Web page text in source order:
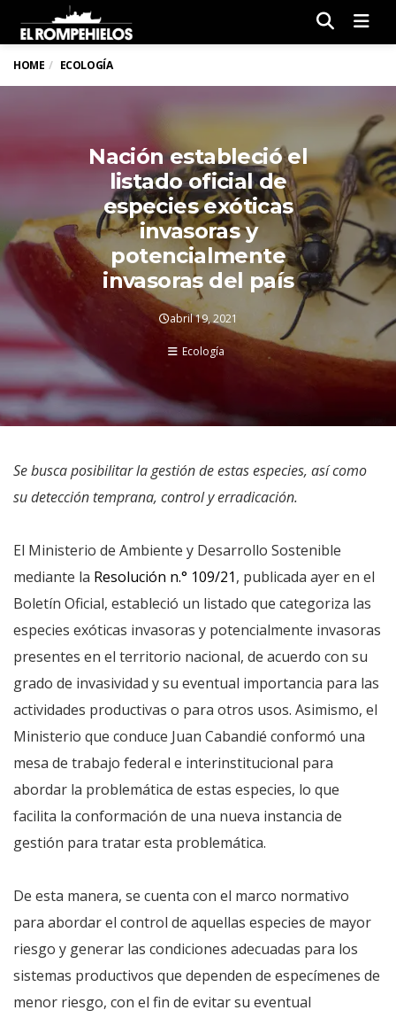
HOME ECOLOGÍA
Nación estableció el
listado oficial de
especies exóticas
invasoras y
potencialmente
invasoras del país
abril 19, 2021
Ecología
Se busca posibilitar la gestión de estas especies, así como
su detección temprana, control y erradicación.
El Ministerio de Ambiente y Desarrollo Sostenible
mediante la Resolución n.° 109/21, publicada ayer en el
Boletín Oficial, estableció un listado que categoriza las
especies exóticas invasoras y potencialmente invasoras
presentes en el territorio nacional, de acuerdo con su
grado de invasividad y su eventual importancia para las
actividades productivas o para otros usos. Asimismo, el
Ministerio que conduce Juan Cabandié conformó una
mesa de trabajo federal e interinstitucional para
abordar la problemática de estas especies, lo que
facilita la conformación de una nueva instancia de
gestión para tratar esta problemática.
De esta manera, se cuenta con el marco normativo
para abordar el control de aquellas especies de mayor
riesgo y generar las condiciones adecuadas para los
sistemas productivos que dependen de especímenes de
menor riesgo, con el fin de evitar su eventual